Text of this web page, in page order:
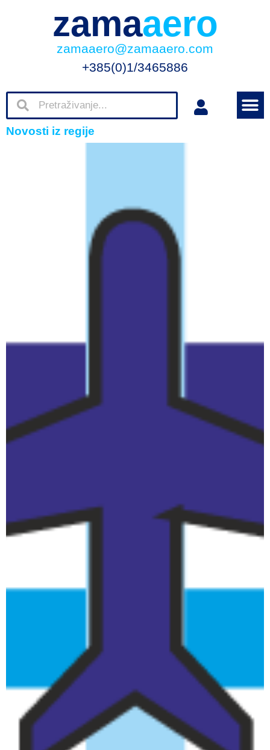
zamaaero
zamaaero@zamaaero.com
+385(0)1/3465886
Novosti iz regije